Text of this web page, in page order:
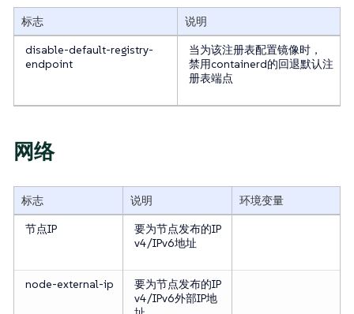
标志
说明
disable-default-registry-
endpoint
当为该注册表配置镜像时，
禁用containerd的回退默认注
册表端点
网络
标志 说明
环境变量
节点IP
要为节点发布的IP
v4/IPv6地址
node-external-ip
要为节点发布的IP
v4/IPv6外部IP地